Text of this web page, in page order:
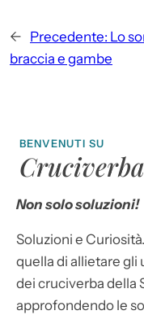
← Precedente: Lo
braccia e gambe
BENVENUTI SU
Non solo soluzioni!
Soluzioni e
quella di allietare gli
dei cruciverba della
approfondendo le